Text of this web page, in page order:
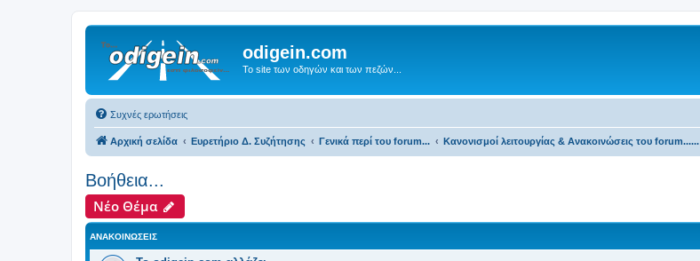
odigein.com
Το site των οδηγών και των πεζών...
Συχνές ερωτήσεις
Αρχική σελίδα Ευρετήριο Δ. Συζήτησης Γενικά περί του forum... Κανονισμοί λειτουργίας & Ανακοινώσεις του forum......
Βοήθεια...
Νέο Θέμα
ΑΝΑΚΟΙΝΏΣΕΙΣ